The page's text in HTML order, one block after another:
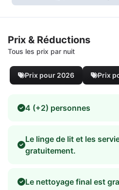
Prix & Réductions
Tous les prix par nuit
Prix pour 2026 Prix
4 (+2) personnes
Le linge de lit et les
gratuitement.
Le nettoyage final est